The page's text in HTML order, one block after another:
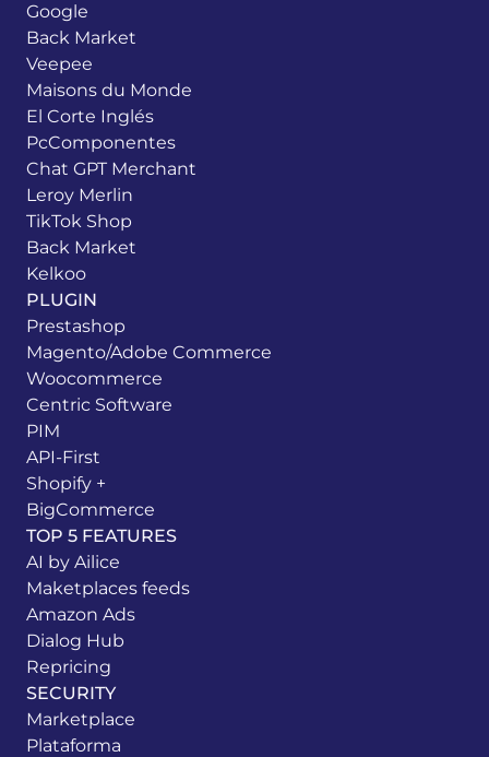
Google
Back Market
Veepee
Maisons du Monde
El Corte Inglés
PcComponentes
Chat GPT Merchant
Leroy Merlin
TikTok Shop
Back Market
Kelkoo
PLUGIN
Prestashop
Magento/Adobe Commerce
Woocommerce
Centric Software
PIM
API-First
Shopify +
BigCommerce
TOP 5 FEATURES
AI by Ailice
Maketplaces feeds
Amazon Ads
Dialog Hub
Repricing
SECURITY
Marketplace
Plataforma